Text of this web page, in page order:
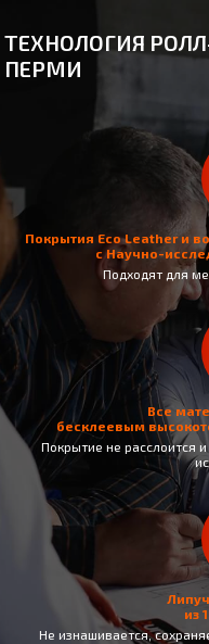
ТЕХНОЛОГИЯ
ПЕРМИ
Покрытия Eco Leather и
с Научно-
Подходят для
Все
бесклеевым
Покрытие не раcслоится
из
Не изнашивается,